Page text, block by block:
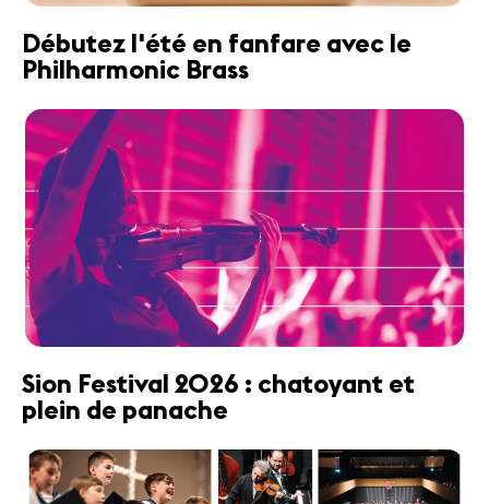
Débutez l'été en fanfare avec le
Philharmonic Brass
Sion Festival 2026 : chatoyant et
plein de panache